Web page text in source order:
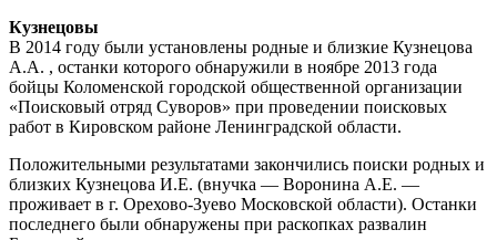
Кузнецовы
В 2014 году были установлены родные и близкие Кузнецова
А.А. , останки которого обнаружили в ноябре 2013 года
бойцы Коломенской городской общественной организации
«Поисковый отряд Суворов» при проведении поисковых
работ в Кировском районе Ленинградской области.
Положительными результатами закончились поиски родных и
близких Кузнецова И.Е. (внучка — Воронина А.Е. —
проживает в г. Орехово-Зуево Московской области). Останки
последнего были обнаружены при раскопках развалин